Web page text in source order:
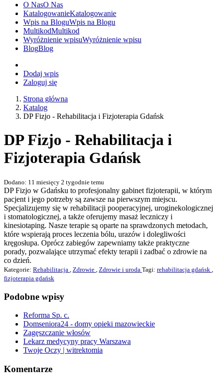
O NasO Nas
KatalogowanieKatalogowanie
Wpis na BloguWpis na Blogu
MultikodMultikod
Wyróżnienie wpisuWyróżnienie wpisu
BlogBlog
Dodaj wpis
Zaloguj się
Strona główna
Katalog
DP Fizjo - Rehabilitacja i Fizjoterapia Gdańsk
DP Fizjo - Rehabilitacja i
Fizjoterapia Gdańsk
Dodano: 11 miesięcy 2 tygodnie temu
DP Fizjo w Gdańsku to profesjonalny gabinet fizjoterapii, w którym
pacjent i jego potrzeby są zawsze na pierwszym miejscu.
Specjalizujemy się w rehabilitacji pooperacyjnej, uroginekologicznej
i stomatologicznej, a także oferujemy masaż leczniczy i
kinesiotaping. Nasze terapie są oparte na sprawdzonych metodach,
które wspierają proces leczenia bólu, urazów i dolegliwości
kręgosłupa. Oprócz zabiegów zapewniamy także praktyczne
porady, pozwalające utrzymać efekty terapii i zadbać o zdrowie na
co dzień.
Kategorie: Rehabilitacja Zdrowie Zdrowie i uroda Tagi: rehabilitacja gdańsk
fizjoterapia gdańsk
Podobne wpisy
Reforma Sp. c.
Domseniora24 - domy opieki mazowieckie
Zagęszczanie włosów
Lekarz medycyny pracy Warszawa
Twoje Oczy | witrektomia
Komentarze